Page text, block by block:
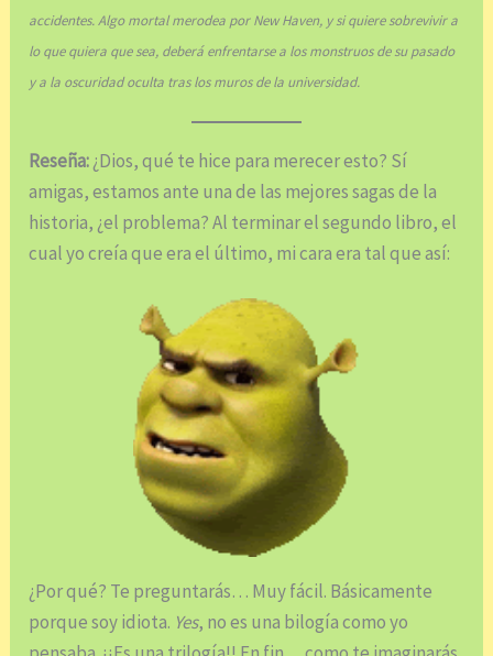
accidentes. Algo mortal merodea por New Haven, y si quiere sobrevivir a
lo que quiera que sea, deberá enfrentarse a los monstruos de su pasado
y a la oscuridad oculta tras los muros de la universidad.
Reseña:¿Dios, qué te hice para merecer esto? Sí
amigas, estamos ante una de las mejores sagas de la
historia, ¿el problema? Al terminar el segundo libro, el
cual yo creía que era el último, mi cara era tal que así:
¿Por qué? Te preguntarás… Muy fácil. Básicamente
porque soy idiota. Yes, no es una bilogía como yo